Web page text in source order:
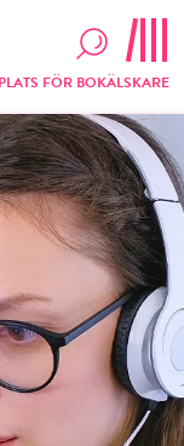
FÖR BOKÄLSKARE